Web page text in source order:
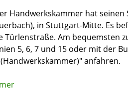
Handwerkskammer hat
in Stuttgart-Mitte. Es
Türlenstraße. Am bequemsten
5, 6, 7 und 15 oder mit der
anfahren.